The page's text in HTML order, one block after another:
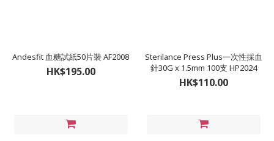
Andesfit 血糖試紙50片裝 AF2008
HK$195.00
Sterilance Press Plus㇐次性採血
針30G x 1.5mm 100支 HP2024
HK$110.00